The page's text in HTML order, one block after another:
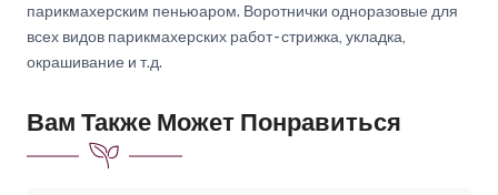
парикмахерским пеньюаром. Воротнички одноразовые для
всех видов парикмахерских работ - стрижка, укладка,
окрашивание и т.д.
Вам Также Может Понравиться